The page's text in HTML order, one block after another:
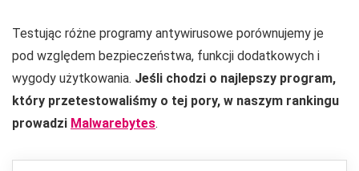
Testując różne programy antywirusowe porównujemy je
pod względem bezpieczeństwa, funkcji dodatkowych i
wygody użytkowania. Jeśli chodzi o najlepszy program,
który przetestowaliśmy o tej pory, w naszym rankingu
prowadzi Malwarebytes.